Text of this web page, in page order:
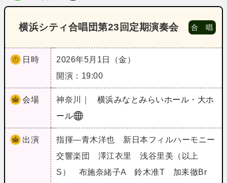
横浜シティ合唱団第23回定期演奏会 合 唱
日時
2026年5月1日（金）
開演：19:00
会場 神奈川｜
横浜みなとみらいホール・大ホ
ール
出演
指揮―青木洋也 新日本フィルハーモニー
交響楽団 澤江衣里 浅谷里美（以上
S） 布施奈緒子A 鈴木准T 加耒徹Br